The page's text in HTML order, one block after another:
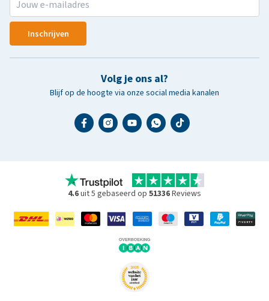
Inschrijven
Volg je ons al?
Blijf op de hoogte via onze social media kanalen
4.6uit 5 gebaseerd op 51336Reviews